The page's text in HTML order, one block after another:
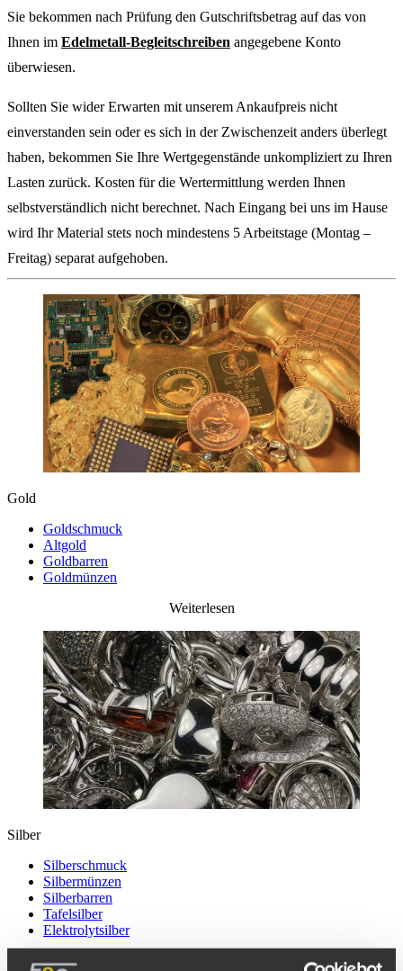
Sie bekommen nach Prüfung den Gutschriftsbetrag auf das von
Ihnen im Edelmetall-Begleitschreiben angegebene Konto
überwiesen.
Sollten Sie wider Erwarten mit unserem Ankaufpreis nicht
einverstanden sein oder es sich in der Zwischenzeit anders überlegt
haben, bekommen Sie Ihre Wertgegenstände unkompliziert zu Ihren
Lasten zurück. Kosten für die Wertermittlung werden Ihnen
selbstverständlich nicht berechnet. Nach Eingang bei uns im Hause
wird Ihr Material stets noch mindestens 5 Arbeitstage (Montag –
Freitag) separat aufgehoben.
Gold
Goldschmuck
Altgold
Goldbarren
Goldmünzen
Weiterlesen
Silber
Silberschmuck
Silbermünzen
Silberbarren
Tafelsilber
Elektrolytsilber